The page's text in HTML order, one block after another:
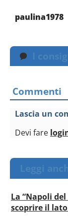
paulina1978
I
Commenti
Lascia un
Devi fare
Leggi
La “Napoli
scoprire il